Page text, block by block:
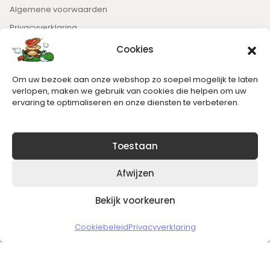
Cookies
Om uw bezoek aan onze webshop zo soepel mogelijk te laten
verlopen, maken we gebruik van cookies die helpen om uw
ervaring te optimaliseren en onze diensten te verbeteren.
Toestaan
Afwijzen
Bekijk voorkeuren
CookiebeleidPrivacyverklaring
Algemene voorwaarden
Privacyverklaring
Nieuwsbrief
Blijft op de hoogte van het laatste nieuws.